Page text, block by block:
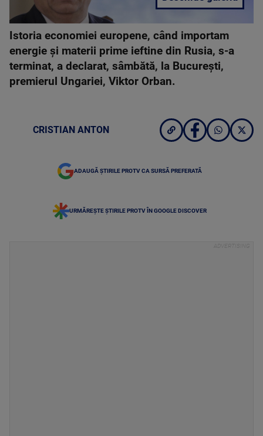
Istoria economiei europene, când importam
energie şi materii prime ieftine din Rusia, s-a
terminat, a declarat, sâmbătă, la Bucureşti,
premierul Ungariei, Viktor Orban.
CRISTIAN ANTON
ADAUGĂ ȘTIRILE PROTV CA SURSĂ PREFERATĂ
URMĂREȘTE ȘTIRILE PROTV ÎN GOOGLE DISCOVER